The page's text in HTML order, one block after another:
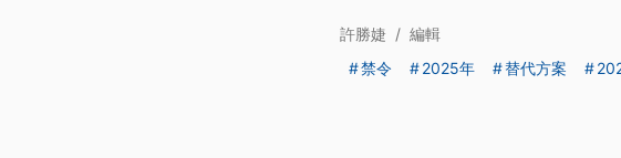
許勝婕 / 編輯
禁令
2025年 替代方案